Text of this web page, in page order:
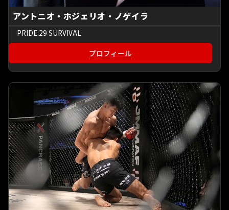
アントニオ・ホジェリオ・ノゲイラ
PRIDE.29 SURVIVAL
プロフィール